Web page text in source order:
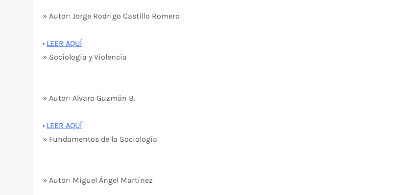
» Autor: Jorge Rodrigo Castillo Romero
• LEER AQUÍ
» Sociología y Violencia
» Autor: Alvaro Guzmán B.
• LEER AQUÍ
» Fundamentos de la Sociología
» Autor: Miguel Ángel Martínez